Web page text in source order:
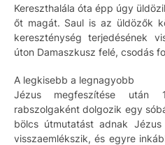
Kereszthalála óta épp úgy
őt magát. Saul is az üldözők
kereszténység terjedésének
úton Damaszkusz felé, csodás
A legkisebb a legnagyobb
Jézus megfeszítése
rabszolgaként dolgozik egy
bölcs útmutatást adnak
visszaemlékszik, és egyre